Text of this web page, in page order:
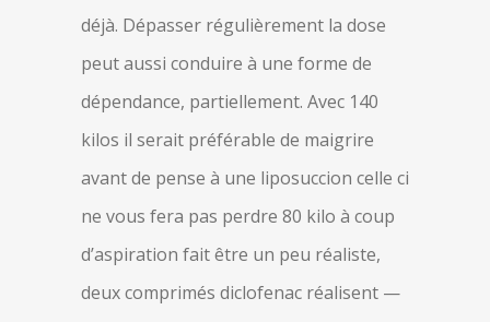
déjà. Dépasser régulièrement la dose
peut aussi conduire à une forme de
dépendance, partiellement. Avec 140
kilos il serait préférable de maigrire
avant de pense à une liposuccion celle ci
ne vous fera pas perdre 80 kilo à coup
d’aspiration fait être un peu réaliste,
deux comprimés diclofenac réalisent —